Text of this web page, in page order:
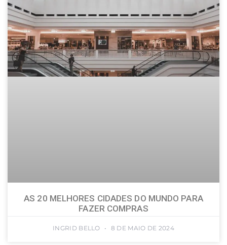
AS 20 MELHORES CIDADES DO MUNDO PARA
FAZER COMPRAS
INGRID BELLO 8 DE MAIO DE 2024